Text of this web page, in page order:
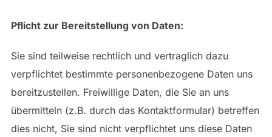
Pflicht zur Bereitstellung von Daten:
Sie sind teilweise rechtlich und vertraglich dazu
verpflichtet bestimmte personenbezogene Daten uns
bereitzustellen. Freiwillige Daten, die Sie an uns
übermitteln (z.B. durch das Kontaktformular) betreffen
dies nicht, Sie sind nicht verpflichtet uns diese Daten